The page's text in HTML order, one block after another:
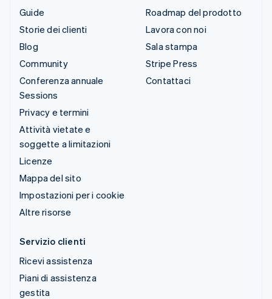
Guide
Storie dei clienti
Blog
Community
Conferenza annuale
Sessions
Privacy e termini
Attività vietate e
soggette a limitazioni
Licenze
Mappa del sito
Impostazioni per i cookie
Altre risorse
Roadmap del prodotto
Lavora con noi
Sala stampa
Stripe Press
Contattaci
Servizio clienti
Ricevi assistenza
Piani di assistenza
gestita